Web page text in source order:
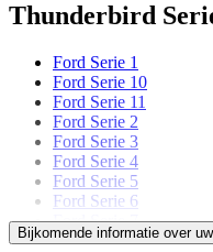
Thunderbird
Ford Serie 1
Ford Serie 10
Ford Serie 11
Ford Serie 2
Ford Serie 3
Ford Serie 4
Ford Serie 5
Ford Serie 6
Ford Serie 7
Ford Serie 8
Bijkomende informatie over